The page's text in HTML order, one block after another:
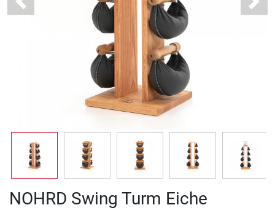
Previous Next
NOHRD Swing Turm Eiche